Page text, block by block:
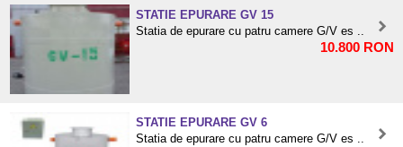
STATIE EPURARE GV 15
Statia de epurare cu patru camere G/V es ..
10.800 RON
STATIE EPURARE GV 6
Statia de epurare cu patru camere G/V es ..